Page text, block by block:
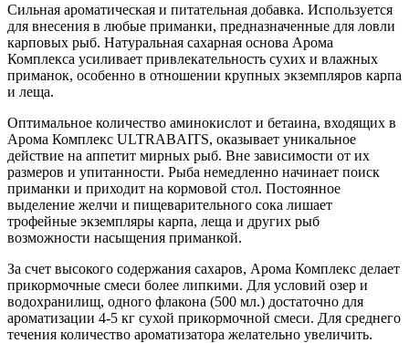
Сильная ароматическая и питательная добавка. Используется
для внесения в любые приманки, предназначенные для ловли
карповых рыб. Натуральная сахарная основа Арома
Комплекса усиливает привлекательность сухих и влажных
приманок, особенно в отношении крупных экземпляров карпа
и леща.
Оптимальное количество аминокислот и бетаина, входящих в
Арома Комплекс ULTRABAITS, оказывает уникальное
действие на аппетит мирных рыб. Вне зависимости от их
размеров и упитанности. Рыба немедленно начинает поиск
приманки и приходит на кормовой стол. Постоянное
выделение желчи и пищеварительного сока лишает
трофейные экземпляры карпа, леща и других рыб
возможности насыщения приманкой.
За счет высокого содержания сахаров, Арома Комплекс делает
прикормочные смеси более липкими. Для условий озер и
водохранилищ, одного флакона (500 мл.) достаточно для
ароматизации 4-5 кг сухой прикормочной смеси. Для среднего
течения количество ароматизатора желательно увеличить.